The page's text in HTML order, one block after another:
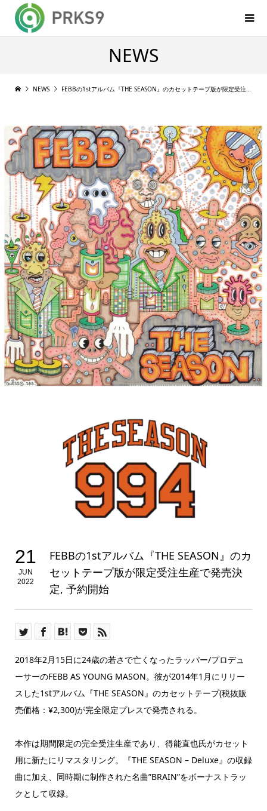
NEWS
NEWS FEBBの1stアルバム『THE SEASON』のカセットテープ版が限定受注生産で発売決定, 予約開始
21
JUN
2022
FEBBの1stアルバム『THE SEASON』のカ
セットテープ版が限定受注生産で発売決
定, 予約開始
2018年2月15日に24歳の若さで亡くなったラッパー/プロデュ
ーサーのFEBB AS YOUNG MASON。彼が2014年1月にリリー
スした1stアルバム『THE SEASON』のカセットテープ(税抜販
売価格：¥2,300)が完全限定プレスで発売される。
本作は期間限定の完全受注生産であり、得能直也氏がカセット
用に新たにリマスタリング。『THE SEASON – Deluxe』の収録
曲に加え、同時期に制作された名曲”BRAIN”をボーナストラッ
クとして収録。